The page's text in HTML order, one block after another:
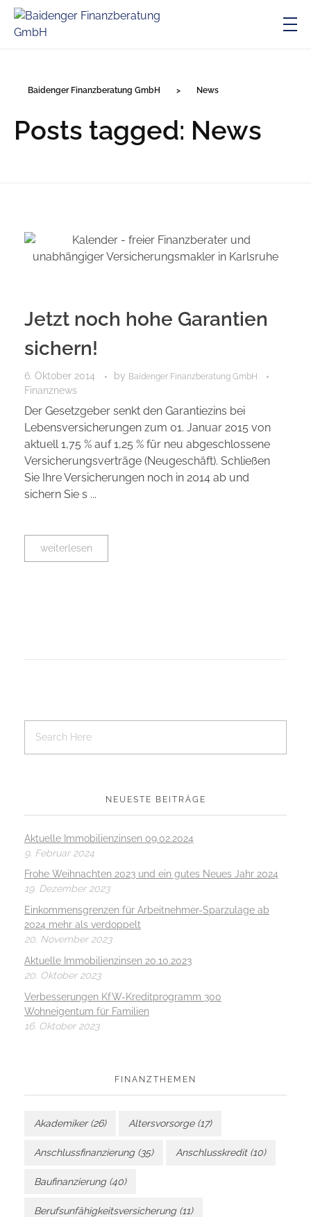
Baidenger Finanzberatung GmbH > News
Posts tagged: News
Jetzt noch hohe Garantien
sichern!
6. Oktober 2014 by Baidenger Finanzberatung GmbH
Finanznews
Der Gesetzgeber senkt den Garantiezins bei
Lebensversicherungen zum 01. Januar 2015 von
aktuell 1,75 % auf 1,25 % für neu abgeschlossene
Versicherungsverträge (Neugeschäft). Schließen
Sie Ihre Versicherungen noch in 2014 ab und
sichern Sie s ...
weiterlesen
NEUESTE BEITRÄGE
Aktuelle Immobilienzinsen 09.02.2024
9. Februar 2024
Frohe Weihnachten 2023 und ein gutes Neues Jahr 2024
19. Dezember 2023
Einkommensgrenzen für Arbeitnehmer-Sparzulage ab
2024 mehr als verdoppelt
20. November 2023
Aktuelle Immobilienzinsen 20.10.2023
20. Oktober 2023
Verbesserungen KfW-Kreditprogramm 300
Wohneigentum für Familien
16. Oktober 2023
FINANZTHEMEN
Akademiker(26) Altersvorsorge(17)
Anschlussfinanzierung(35) Anschlusskredit(10)
Baufinanzierung(40)
Berufsunfähigkeitsversicherung(11)